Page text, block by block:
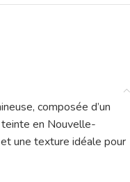
composée d’un
teinte en Nouvelle-
une texture idéale pour